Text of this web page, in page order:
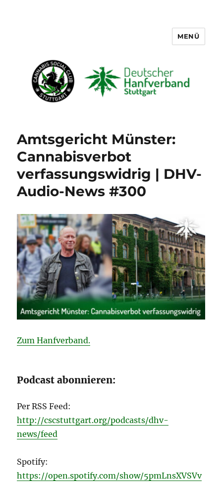
Cannabis Social Club Stuttgart
MENÜ
Amtsgericht Münster:
Cannabisverbot
verfassungswidrig | DHV-
Audio-News #300
Zum Hanfverband.
Podcast abonnieren:
Per RSS Feed:
http://cscstuttgart.org/podcasts/dhv-
news/feed
Spotify:
https://open.spotify.com/show/5pmLnsXVSVv